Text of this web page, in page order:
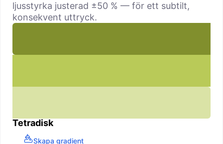
ljusstyrka justerad ±50 % — för ett subtilt,
konsekvent uttryck.
Tetradisk
Skapa gradient